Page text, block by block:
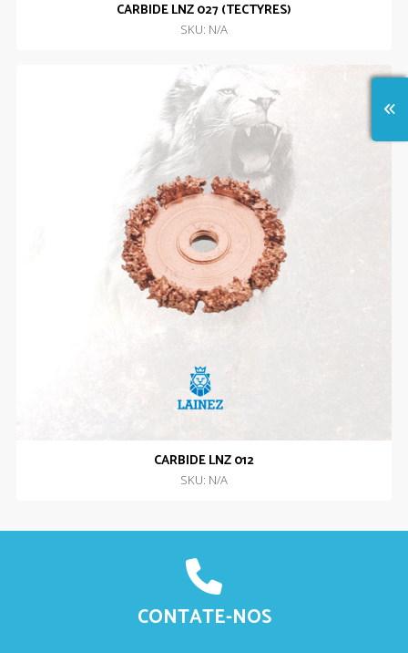
CARBIDE LNZ 027 (TECTYRES)
SKU: N/A
CARBIDE LNZ 012
SKU: N/A
CONTATE-NOS